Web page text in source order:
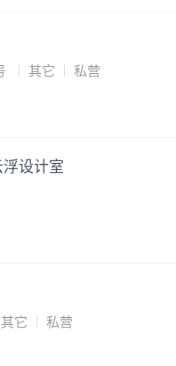
其它 私营
设计室
其它 私营